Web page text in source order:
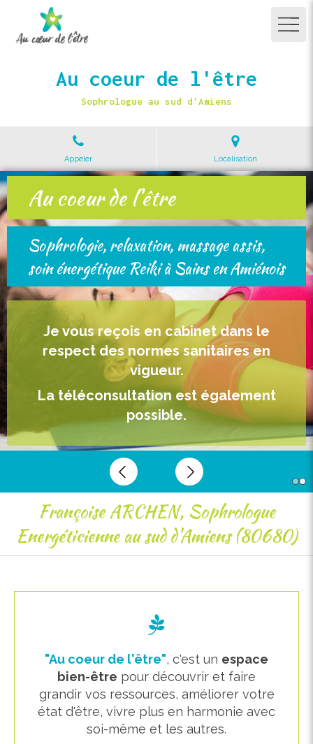
Au coeur de l'être
Sophrologue au sud d'Amiens
Appeler Localisation
Au coeur de l'être
Sophrologie, relaxation, massage assis,
soin énergétique Reiki, LaHoChi ou
Nouvelles Energies à Sains en Amiénois
Je vous reçois en cabinet dans le
respect des normes sanitaires en
vigueur.
​​​​​​​La téléconsultation est également
possible.
Au coeur de l'être
Sophrologie, relaxation, massage assis,
soin énergétique Reiki à Sains en Amiénois
Je vous reçois en cabinet dans le
respect des normes sanitaires en
vigueur.
La téléconsultation est également
possible.
Slide précédentSlide suivant
Françoise ARCHEN, Sophrologue
Energéticienne au sud d'Amiens (80680)
"Au coeur de l'être", c'est un espace
bien-être pour découvrir et faire
grandir vos ressources, améliorer votre
état d'être, vivre plus en harmonie avec
soi-même et les autres.